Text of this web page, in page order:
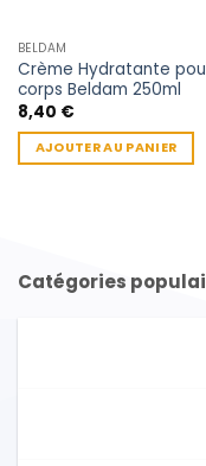
BELDAM
Crème Hydratante
corps Beldam 250ml
8,40 €
AJOUTER AU PANIER
Catégories